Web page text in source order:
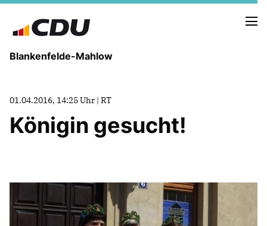
Blankenfelde-Mahlow
ORTSBEIRÄTE
NEUIGKEITEN
TERMINE
01.04.2016, 14:25 Uhr | RT
Königin gesucht!